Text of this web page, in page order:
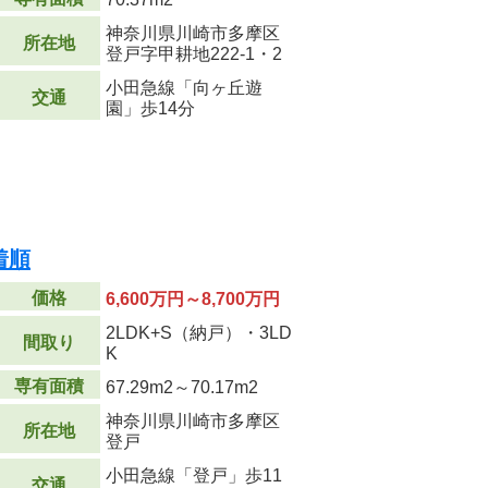
所在地
神奈川県川崎市多摩区
登戸字甲耕地222-1・2
交通
小田急線「向ヶ丘遊
園」歩14分
順
価格 6,600万円～8,700万円
間取り
2LDK+S（納戸）・3LD
K
専有面積
67.29m2 ～70.17m2
所在地
神奈川県川崎市多摩区
登戸
小田急線「登戸」歩11